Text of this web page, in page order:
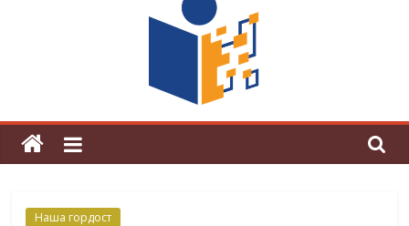
Магията на Андерсен оживя в ОУ
„Любен Каравелов“
Наша гордост